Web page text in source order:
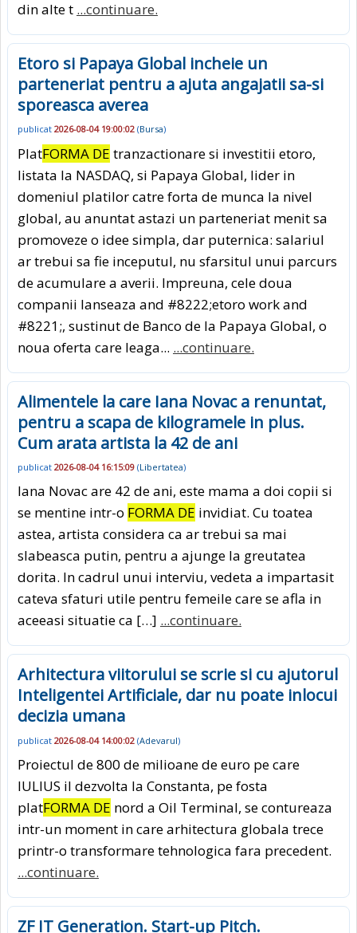
din alte t ...continuare.
Etoro si Papaya Global incheie un
parteneriat pentru a ajuta angajatii sa-si
sporeasca averea
publicat 2026-08-04 19:00:02 (Bursa)
PlatFORMA DE tranzactionare si investitii etoro,
listata la NASDAQ, si Papaya Global, lider in
domeniul platilor catre forta de munca la nivel
global, au anuntat astazi un parteneriat menit sa
promoveze o idee simpla, dar puternica: salariul
ar trebui sa fie inceputul, nu sfarsitul unui parcurs
de acumulare a averii. Impreuna, cele doua
companii lanseaza and #8222;etoro work and
#8221;, sustinut de Banco de la Papaya Global, o
noua oferta care leaga... ...continuare.
Alimentele la care Iana Novac a renuntat,
pentru a scapa de kilogramele in plus.
Cum arata artista la 42 de ani
publicat 2026-08-04 16:15:09 (Libertatea)
Iana Novac are 42 de ani, este mama a doi copii si
se mentine intr-o FORMA DE invidiat. Cu toatea
astea, artista considera ca ar trebui sa mai
slabeasca putin, pentru a ajunge la greutatea
dorita. In cadrul unui interviu, vedeta a impartasit
cateva sfaturi utile pentru femeile care se afla in
aceeasi situatie ca […] ...continuare.
Arhitectura viitorului se scrie si cu ajutorul
Inteligentei Artificiale, dar nu poate inlocui
decizia umana
publicat 2026-08-04 14:00:02 (Adevarul)
Proiectul de 800 de milioane de euro pe care
IULIUS il dezvolta la Constanta, pe fosta
platFORMA DE nord a Oil Terminal, se contureaza
intr-un moment in care arhitectura globala trece
printr-o transformare tehnologica fara precedent.
...continuare.
ZF IT Generation. Start-up Pitch.